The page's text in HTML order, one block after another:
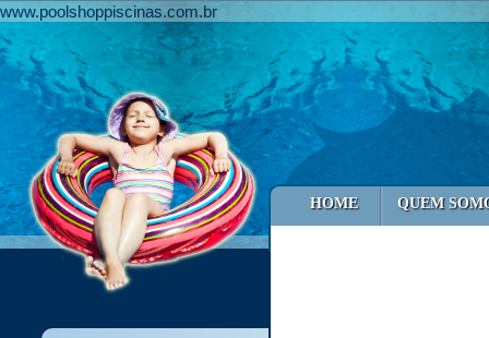
www.poolshoppiscinas.com.br
HOME QUEM